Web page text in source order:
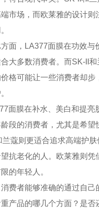
市场，而欧莱雅的设计则
，LA377面膜在功效与
大多数消费者。而SK-II和
格可能让一些消费者却步
膜在补水、美白和提亮
段的消费者，尤其是希望
蔻则更适合追求高端护肤
抗老化的人。欧莱雅则凭
的年轻人。
者能够准确的通过自己
产品的哪几个方面？是否